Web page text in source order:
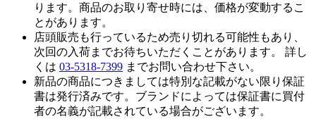
ります。商品のお取り寄せ時には、価格が変動するこ
とがあります。
店頭販売も行っているため売り切れる可能性もあり、
次回の入荷までお待ちいただくことがあります。 詳し
くは 03-5318-7399 までお問い合わせ下さい。
新品の商品につきましては特別な記載がない限り保証
書は発行済みです。ブランドによっては保証書に買付
者の名義が記載されている場合がございます。